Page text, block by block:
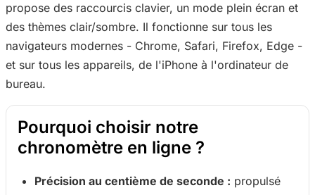
propose des raccourcis clavier, un mode plein écran et
des thèmes clair/sombre. Il fonctionne sur tous les
navigateurs modernes - Chrome, Safari, Firefox, Edge -
et sur tous les appareils, de l'iPhone à l'ordinateur de
bureau.
Pourquoi choisir notre
chronomètre en ligne ?
Précision au centième de seconde : propulsé